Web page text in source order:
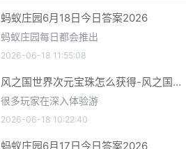
蚂蚁庄园6月18日今日答案2026
蚂蚁庄园每日都会推出
2026-06-18 11:55:08
风之国世界次元宝珠怎么获得-风之国世界次元宝珠获取方法介绍
很多玩家在深入体验游
2026-06-18 10:22:40
蚂蚁庄园6月17日今日答案2026